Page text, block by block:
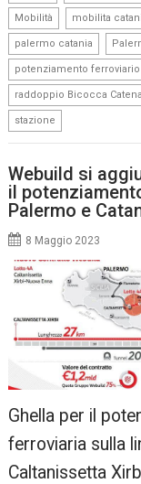
Mobilità mobilita
palermo catania
potenziamento
raddoppio Bicocca
stazione
Webuild si
il
Palermo e
8 Maggio 2023
Ghella per il
ferroviaria sulla
Caltanissetta